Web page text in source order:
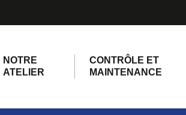
NOTRE
ATELIER
CONTRÔLE ET
MAINTENANCE